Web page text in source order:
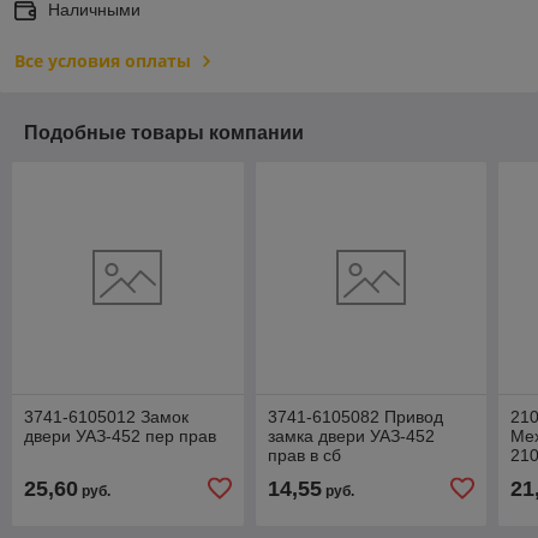
Наличными
Все условия оплаты
Подобные товары компании
3741-6105012 Замок
двери УАЗ-452 пер прав
25,60 руб.
3741-6105082 Привод
замка двери УАЗ-452
прав в сб
14,55руб.